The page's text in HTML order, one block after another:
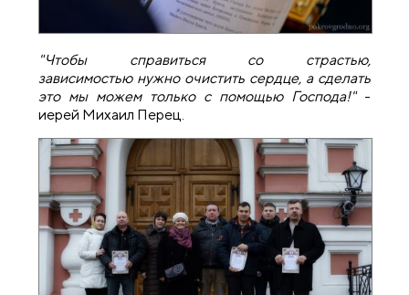
"Чтобы справиться со страстью,
зависимостью нужно очистить сердце, а сделать
это мы можем только с помощью Господа!"-
иерей Михаил Перец.